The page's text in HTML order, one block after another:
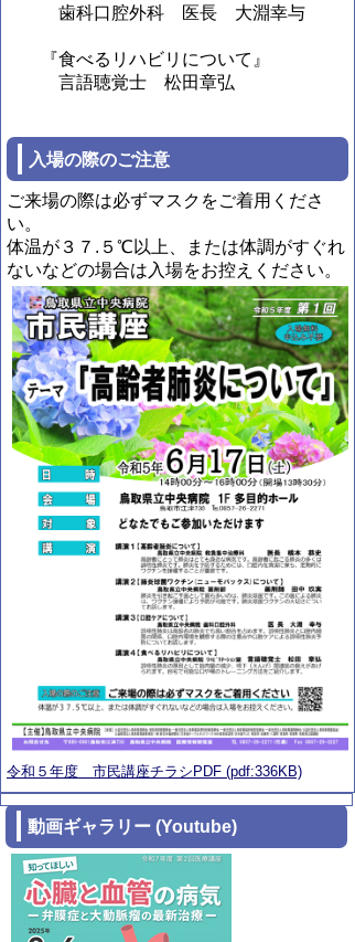
歯科口腔外科 医長 大淵幸与
『食べるリハビリについて』
言語聴覚士 松田章弘
入場の際のご注意
ご来場の際は必ずマスクをご着用くださ
い。
体温が３７.５℃以上、または体調がすぐれ
ないなどの場合は入場をお控えください。
令和５年度 市民講座チラシPDF (pdf:336KB)
動画ギャラリー (Youtube)